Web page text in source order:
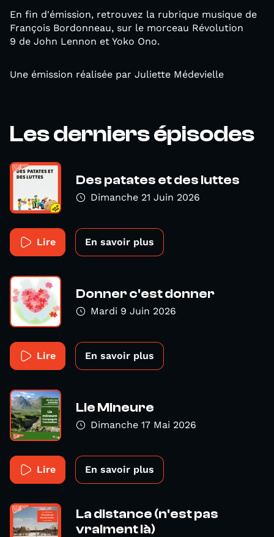
En fin d'émission, retrouvez la rubrique musique de
François Bordonneau, sur le morceau Révolution
9 de John Lennon et Yoko Ono.
Une émission réalisée par Juliette Médevielle
Les derniers épisodes
Des patates et des luttes
Dimanche 21 Juin 2026
Lire En savoir plus
Donner c'est donner
Mardi 9 Juin 2026
Lire En savoir plus
Lie Mineure
Dimanche 17 Mai 2026
Lire En savoir plus
La distance (n'est pas
vraiment là)